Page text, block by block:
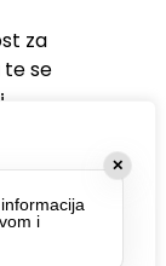
experience,
our
to our use
za
se
✕
i